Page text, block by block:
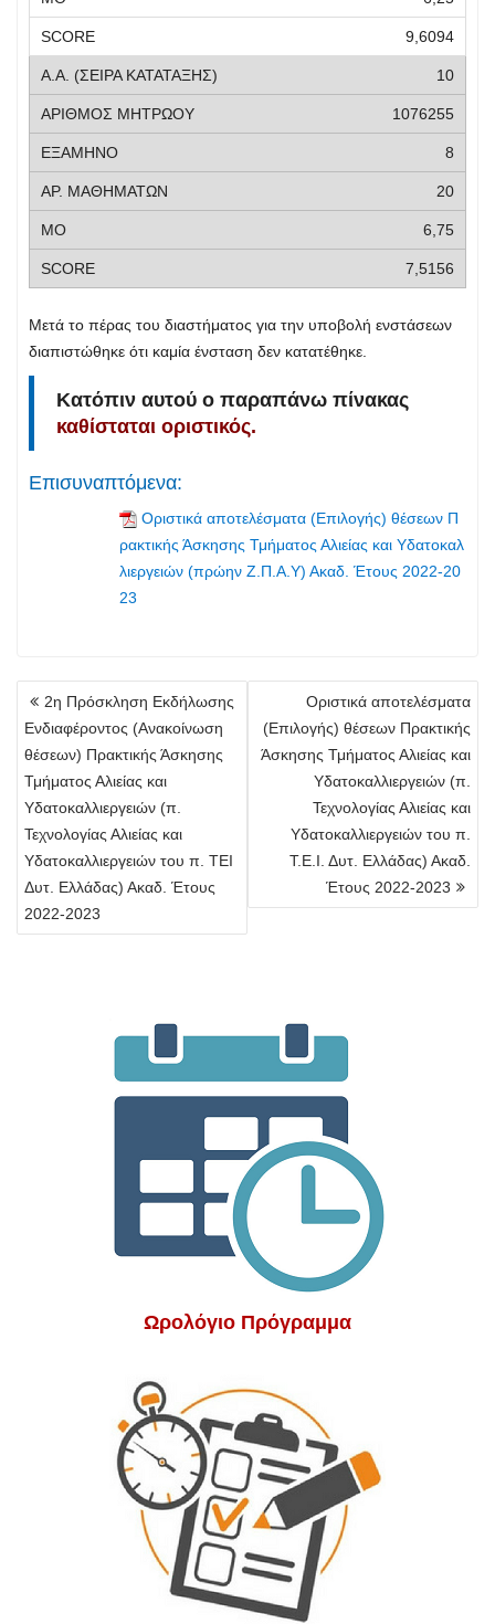
9,6094
10
1076255
8
20
6,75
7,5156
Μετά το πέρας του διαστήματος για την υποβολή ενστάσεων
διαπιστώθηκε ότι καμία ένσταση δεν κατατέθηκε.
Κατόπιν αυτού ο παραπάνω πίνακας
καθίσταται οριστικός.
Επισυναπτόμενα:
Οριστικά αποτελέσματα (Επιλογής) θέσεων Π
ρακτικής Άσκησης Τμήματος Αλιείας και Υδατοκαλ
λιεργειών (πρώην Ζ.Π.Α.Υ) Ακαδ. Έτους 2022-20
23
Πλοήγηση
άρθρων
2η Πρόσκληση Εκδήλωσης
Ενδιαφέροντος (Ανακοίνωση
θέσεων) Πρακτικής Άσκησης
Τμήματος Αλιείας και
Υδατοκαλλιεργειών (π.
Τεχνολογίας Αλιείας και
Υδατοκαλλιεργειών του π. ΤΕΙ
Δυτ. Ελλάδας) Ακαδ. Έτους
2022-2023
Οριστικά αποτελέσματα
(Επιλογής) θέσεων Πρακτικής
Άσκησης Τμήματος Αλιείας και
Υδατοκαλλιεργειών (π.
Τεχνολογίας Αλιείας και
Υδατοκαλλιεργειών του π.
Τ.Ε.Ι. Δυτ. Ελλάδας) Ακαδ.
Έτους 2022-2023
Ωρολόγιο Πρόγραμμα